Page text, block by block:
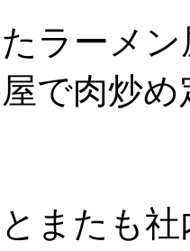
ラーメ
で肉炒
またも